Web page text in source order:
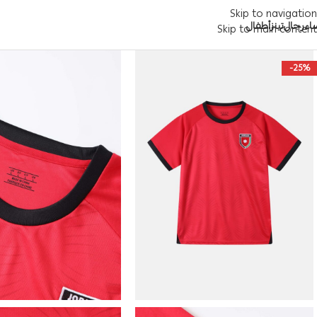
Skip to navigation
Skip to main content
رجالتينزأطفال
-25%